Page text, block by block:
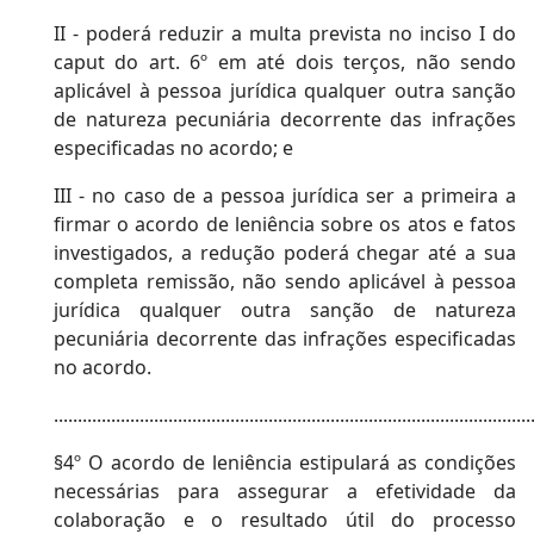
II - poderá reduzir a multa prevista no inciso I do
caput do art. 6º em até dois terços, não sendo
aplicável à pessoa jurídica qualquer outra sanção
de natureza pecuniária decorrente das infrações
especificadas no acordo; e
III - no caso de a pessoa jurídica ser a primeira a
firmar o acordo de leniência sobre os atos e fatos
investigados, a redução poderá chegar até a sua
completa remissão, não sendo aplicável à pessoa
jurídica qualquer outra sanção de natureza
pecuniária decorrente das infrações especificadas
no acordo.
§4º O acordo de leniência estipulará as condições
necessárias para assegurar a efetividade da
colaboração e o resultado útil do processo